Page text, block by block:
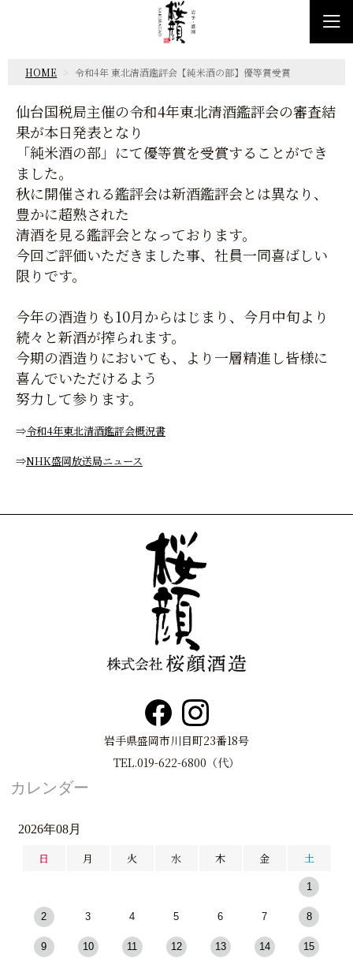
HOME 令和4年 東北清酒鑑評会【純米酒の部】優等賞受賞
仙台国税局主催の令和4年東北清酒鑑評会の審査結
果が本日発表となり
「純米酒の部」にて優等賞を受賞することができ
ました。
秋に開催される鑑評会は新酒鑑評会とは異なり、
豊かに超熟された
清酒を見る鑑評会となっております。
今回ご評価いただきました事、社員一同喜ばしい
限りです。
今年の酒造りも10月からはじまり、今月中旬より
続々と新酒が搾られます。
今期の酒造りにおいても、より一層精進し皆様に
喜んでいただけるよう
努力して参ります。
⇒令和4年東北清酒鑑評会概況書
⇒NHK盛岡放送局ニュース
岩手県盛岡市川目町23番18号
TEL.019-622-6800（代）
カレンダー
2026年08月
日 月 火 水 木 金 土
1
2 3 4 5 6 7 8
9 10 11 12 13 14 15